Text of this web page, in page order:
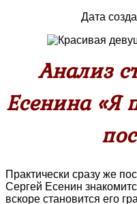
Дата
Анализ
Есенина «Я
Практически сразу же
Сергей Есенин
вскоре становится его